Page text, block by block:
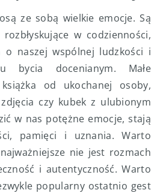
ze sobą wielkie emocje. Są
w codzienności,
o naszej wspólnej ludzkości i
bycia docenianym. Małe
od ukochanej osoby,
czy kubek z ulubionym
w nas potężne emocje, stają
pamięci i uznania. Warto
nie jest rozmach
i autentyczność. Warto
popularny ostatnio gest